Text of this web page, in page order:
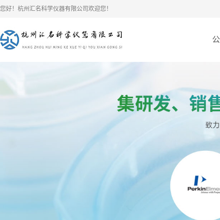
您好！杭州汇名科学仪器有限公司欢迎您！